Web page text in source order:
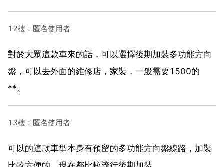
12樓：匿名使用者
對於大眾這款車來的話，可以選擇後期加裝多功能方向
盤，可以去外面的維修店，家裝，一般需要1500的
**。
13樓：匿名使用者
可以的這款車型本身有預留的多功能方向盤線路，加裝
比較方便的，現在都比較流行後期加裝。